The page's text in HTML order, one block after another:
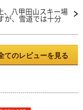
、八甲田山スキー場
が、雪道では十分
てのレビューを見る